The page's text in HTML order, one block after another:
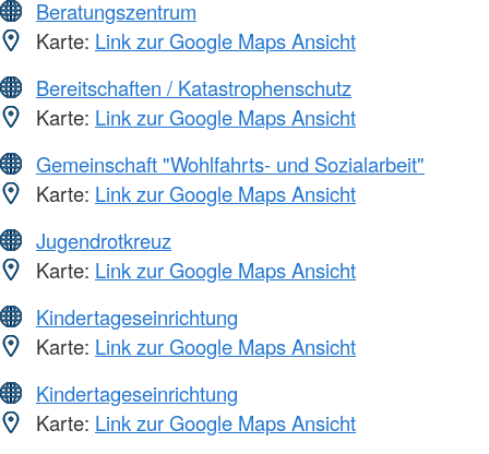
Beratungszentrum
Karte: Link zur Google Maps Ansicht
Bereitschaften / Katastrophenschutz
Karte: Link zur Google Maps Ansicht
Gemeinschaft "Wohlfahrts- und Sozialarbeit"
Karte: Link zur Google Maps Ansicht
Jugendrotkreuz
Karte: Link zur Google Maps Ansicht
Kindertageseinrichtung
Karte: Link zur Google Maps Ansicht
Kindertageseinrichtung
Karte: Link zur Google Maps Ansicht